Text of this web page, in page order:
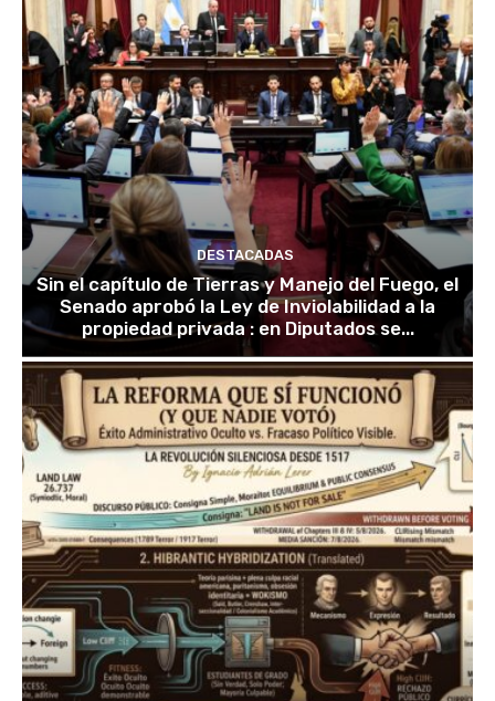
DESTACADAS
Sin el capítulo de Tierras y Manejo del Fuego, el
Senado aprobó la Ley de Inviolabilidad a la
propiedad privada : en Diputados se...